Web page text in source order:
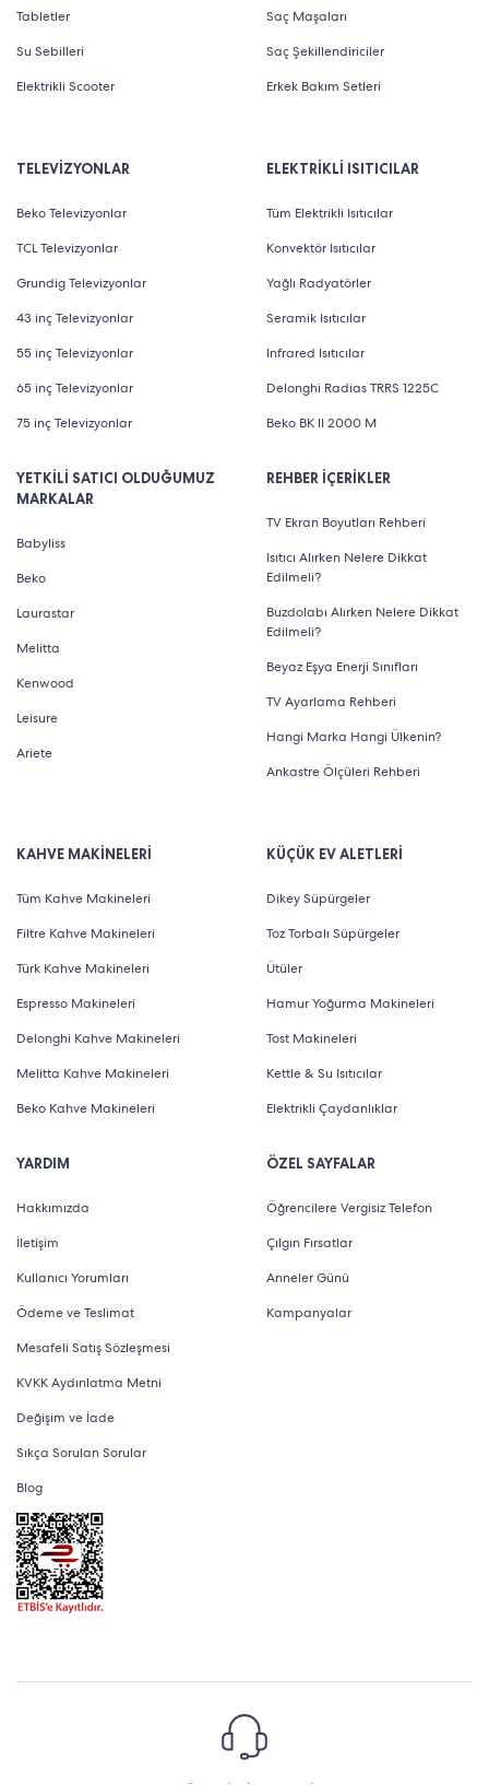
Tabletler
Su Sebilleri
Elektrikli Scooter
Saç Maşaları
Saç Şekillendiriciler
Erkek Bakım Setleri
TELEVİZYONLAR
Beko Televizyonlar
TCL Televizyonlar
Grundig Televizyonlar
43 inç Televizyonlar
55 inç Televizyonlar
65 inç Televizyonlar
75 inç Televizyonlar
YETKİLİ SATICI OLDUĞUMUZ
MARKALAR
Babyliss
Beko
Laurastar
Melitta
Kenwood
Leisure
Ariete
ELEKTRİKLİ ISITICILAR
Tüm Elektrikli Isıtıcılar
Konvektör Isıtıcılar
Yağlı Radyatörler
Seramik Isıtıcılar
Infrared Isıtıcılar
Delonghi Radias TRRS 1225C
Beko BK II 2000 M
REHBER İÇERİKLER
TV Ekran Boyutları Rehberi
Isıtıcı Alırken Nelere Dikkat
Edilmeli?
Buzdolabı Alırken Nelere Dikkat
Edilmeli?
Beyaz Eşya Enerji Sınıfları
TV Ayarlama Rehberi
Hangi Marka Hangi Ülkenin?
Ankastre Ölçüleri Rehberi
KAHVE MAKİNELERİ
Tüm Kahve Makineleri
Filtre Kahve Makineleri
Türk Kahve Makineleri
Espresso Makineleri
Delonghi Kahve Makineleri
Melitta Kahve Makineleri
Beko Kahve Makineleri
YARDIM
Hakkımızda
İletişim
Kullanıcı Yorumları
Ödeme ve Teslimat
Mesafeli Satış Sözleşmesi
KVKK Aydınlatma Metni
Değişim ve İade
Sıkça Sorulan Sorular
Blog
KÜÇÜK EV ALETLERİ
Dikey Süpürgeler
Toz Torbalı Süpürgeler
Ütüler
Hamur Yoğurma Makineleri
Tost Makineleri
Kettle & Su Isıtıcılar
Elektrikli Çaydanlıklar
ÖZEL SAYFALAR
Öğrencilere Vergisiz Telefon
Çılgın Fırsatlar
Anneler Günü
Kampanyalar